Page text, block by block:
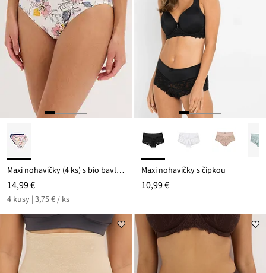
Maxi nohavičky (4 ks) s bio bavlnou
14,99 €
4 kusy | 3,75 € / ks
Maxi nohavičky s čipkou
10,99 €